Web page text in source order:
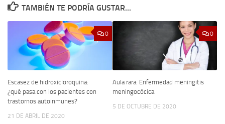
TAMBIÉN TE PODRÍA GUSTAR...
0
Escasez de hidroxicloroquina:
¿qué pasa con los pacientes con
trastornos autoinmunes?
21 DE ABRIL DE 2020
0
Aula rara: Enfermedad meningitis
meningocócica
5 DE OCTUBRE DE 2020